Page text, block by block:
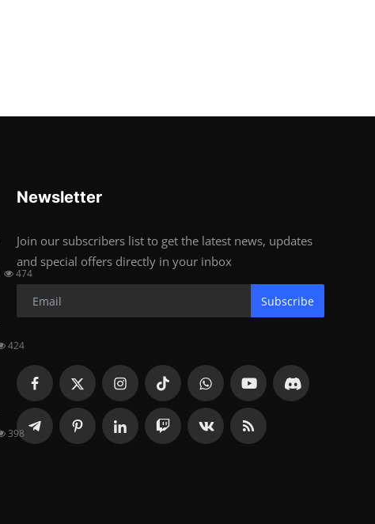
474
424
398
Newsletter
Join our subscribers list to get the latest news, updates
and special offers directly in your inbox
Subscribe